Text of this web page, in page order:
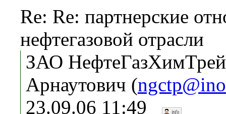
Re: Re: партнерские
нефтегазовой отрасли
ЗАО
Арнаутович (
23.09.06 11:49